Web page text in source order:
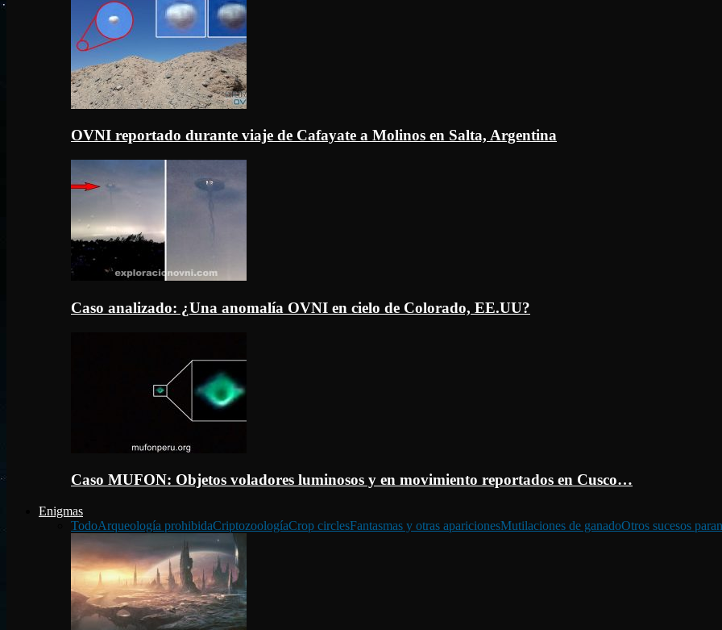
OVNI reportado durante viaje de Cafayate a Molinos en Salta, Argentina
Caso analizado: ¿Una anomalía OVNI en cielo de Colorado, EE.UU?
Caso MUFON: Objetos voladores luminosos y en movimiento reportados en Cusco…
Enigmas
TodoArqueología prohibidaCriptozoologíaCrop circlesFantasmas y otras aparicionesMutilaciones de ganadoOtros sucesos